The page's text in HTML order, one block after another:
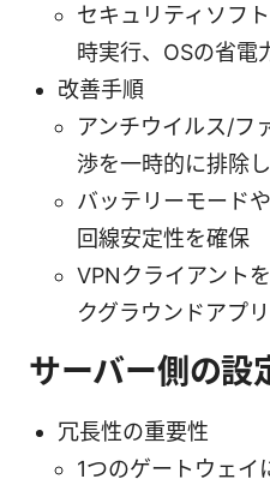
セキュリティソフ
時実行、OSの省電
改善手順
アンチウイルス/フ
渉を一時的に排除
バッテリーモード
回線安定性を確保
VPNクライアント
クグラウンドアプ
サーバー側の設
冗長性の重要性
1つのゲートウェイ